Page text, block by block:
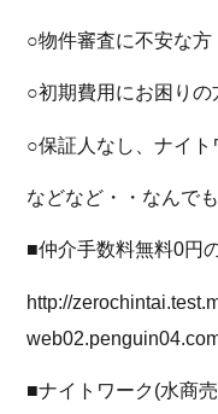
○物件審査に不安な方
○初期費用にお困りの
○保証人なし、ナイ
などなど・・なんで
■仲介手数料無料0円
http://
■ナイトワーク(水商